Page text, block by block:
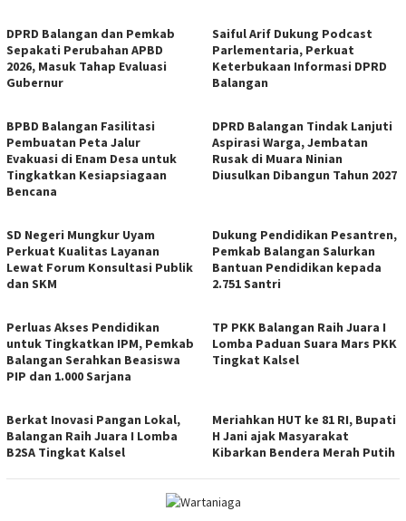
DPRD Balangan dan Pemkab
Sepakati Perubahan APBD
2026, Masuk Tahap Evaluasi
Gubernur
Saiful Arif Dukung Podcast
Parlementaria, Perkuat
Keterbukaan Informasi DPRD
Balangan
BPBD Balangan Fasilitasi
Pembuatan Peta Jalur
Evakuasi di Enam Desa untuk
Tingkatkan Kesiapsiagaan
Bencana
DPRD Balangan Tindak Lanjuti
Aspirasi Warga, Jembatan
Rusak di Muara Ninian
Diusulkan Dibangun Tahun 2027
SD Negeri Mungkur Uyam
Perkuat Kualitas Layanan
Lewat Forum Konsultasi Publik
dan SKM
Dukung Pendidikan Pesantren,
Pemkab Balangan Salurkan
Bantuan Pendidikan kepada
2.751 Santri
Perluas Akses Pendidikan
untuk Tingkatkan IPM, Pemkab
Balangan Serahkan Beasiswa
PIP dan 1.000 Sarjana
TP PKK Balangan Raih Juara I
Lomba Paduan Suara Mars PKK
Tingkat Kalsel
Berkat Inovasi Pangan Lokal,
Balangan Raih Juara I Lomba
B2SA Tingkat Kalsel
Meriahkan HUT ke 81 RI, Bupati
H Jani ajak Masyarakat
Kibarkan Bendera Merah Putih